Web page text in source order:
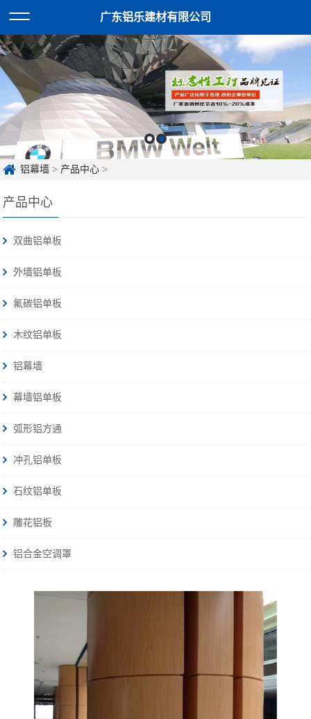
广东铝乐建材有限公司
铝幕墙 > 产品中心 >
产品中心
双曲铝单板
外墙铝单板
氟碳铝单板
木纹铝单板
铝幕墙
幕墙铝单板
弧形铝方通
冲孔铝单板
石纹铝单板
雕花铝板
铝合金空调罩